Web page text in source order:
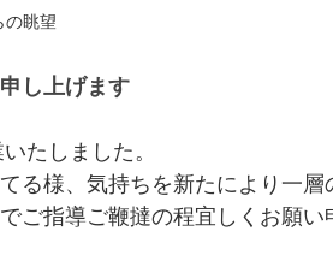
の眺望
し上げます
たしました。
る様、気持ちを新たにより一
ご指導ご鞭撻の程宜しくお願い